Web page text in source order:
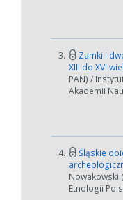
3.
Zamki i
XIII do XVI
PAN) /
Akademii
4.
Śląskie
Nowakowski
Etnologii